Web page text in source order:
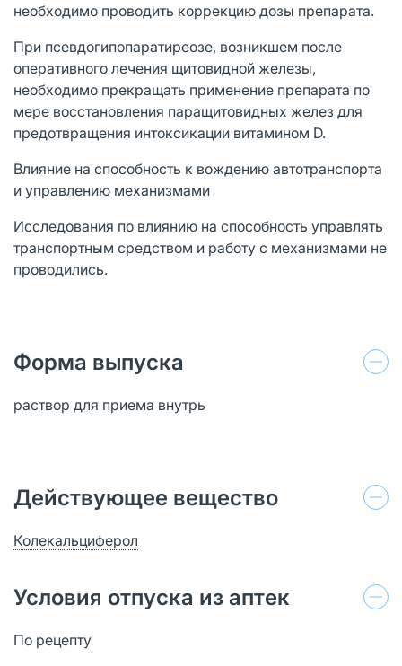
необходимо проводить коррекцию дозы препарата.
При псевдогипопаратиреозе, возникшем после
оперативного лечения щитовидной железы,
необходимо прекращать применение препарата по
мере восстановления паращитовидных желез для
предотвращения интоксикации витамином D.
Влияние на способность к вождению автотранспорта
и управлению механизмами
Исследования по влиянию на способность управлять
транспортным средством и работу с механизмами не
проводились.
Форма выпуска
раствор для приема внутрь
Действующее вещество
Колекальциферол
Условия отпуска из аптек
По рецепту